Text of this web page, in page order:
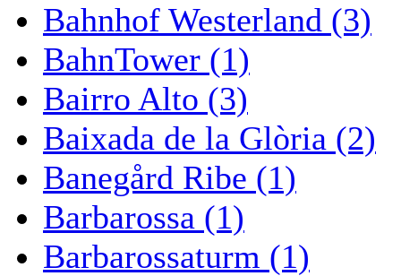
Bahnhof Westerland (3)
BahnTower (1)
Bairro Alto (3)
Baixada de la Glòria (2)
Banegård Ribe (1)
Barbarossa (1)
Barbarossaturm (1)